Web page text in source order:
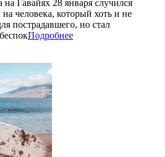
на Гавайях 28 января случился
человека, который хоть и не
пострадавшего, но стал
Подробнее